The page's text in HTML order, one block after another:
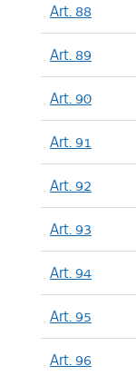
Art. 88
Art. 89
Art. 90
Art. 91
Art. 92
Art. 93
Art. 94
Art. 95
Art. 96